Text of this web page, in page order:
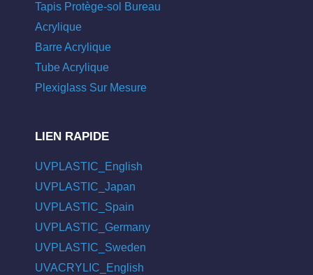
Tapis Protège-sol Bureau
Acrylique
Barre Acrylique
Tube Acrylique
Plexiglass Sur Mesure
LIEN RAPIDE
UVPLASTIC_English
UVPLASTIC_Japan
UVPLASTIC_Spain
UVPLASTIC_Germany
UVPLASTIC_Sweden
UVACRYLIC_English